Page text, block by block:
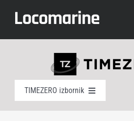
TIMEZERO izbornik